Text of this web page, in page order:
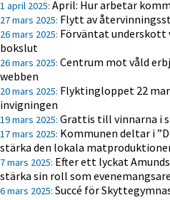
1 april 2025: April: Hur arbetar
27 mars 2025: Flytt av
26 mars 2025: Förväntat underskott
bokslut
26 mars 2025: Centrum mot våld
webben
20 mars 2025: Flyktingloppet 22
invigningen
19 mars 2025: Grattis till vinnarna i
17 mars 2025: Kommunen deltar i
stärka den lokala
7 mars 2025: Efter ett lyckat
stärka sin roll som
6 mars 2025: Succé för